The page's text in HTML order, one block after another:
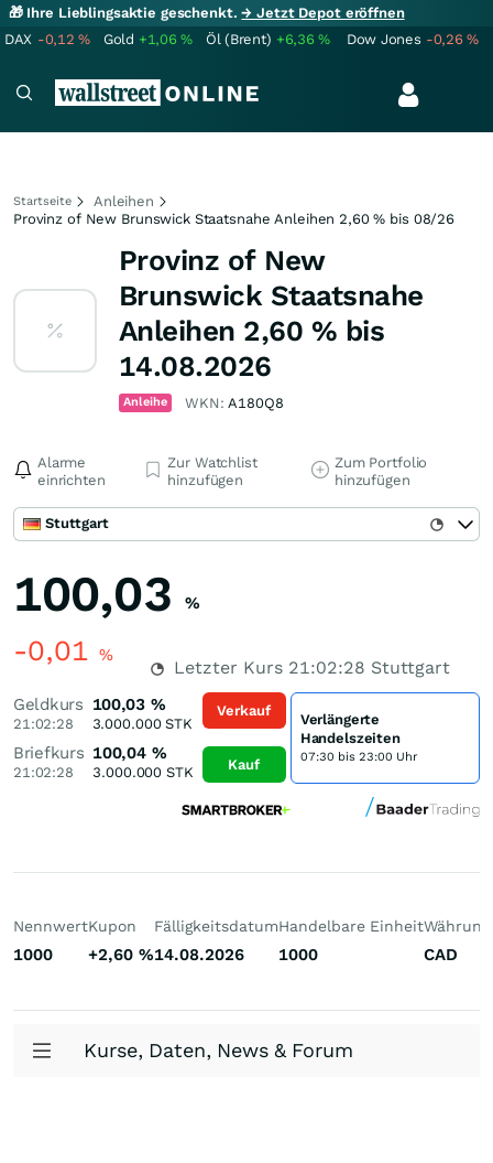
🎁 Ihre Lieblingsaktie geschenkt.→ Jetzt Depot eröffnen
DAX -0,12% Gold +1,06% Öl (Brent) +6,36% Dow Jones -0,26%
Startseite
Anleihen
Provinz of New Brunswick Staatsnahe Anleihen 2,60 % bis 08/26
Provinz of New
Brunswick Staatsnahe
Anleihen 2,60 % bis
14.08.2026
Anleihe WKN:A180Q8
Alarme
einrichten
Zur Watchlist
hinzufügen
Zum Portfolio
hinzufügen
Stuttgart
100,03 %
-0,01 %
Letzter Kurs 21:02:28 Stuttgart
Geldkurs
21:02:28
100,03 %
3.000.000STK
Briefkurs
21:02:28
100,04 %
3.000.000 STK
Verkauf
Kauf
Verlängerte
Handelszeiten
07:30 bis 23:00 Uhr
Nennwert
1000
Kupon
+2,60 %
Fälligkeitsdatum
14.08.2026
Handelbare Einheit
1000
Währung
CAD
Kurse, Daten, News & Forum